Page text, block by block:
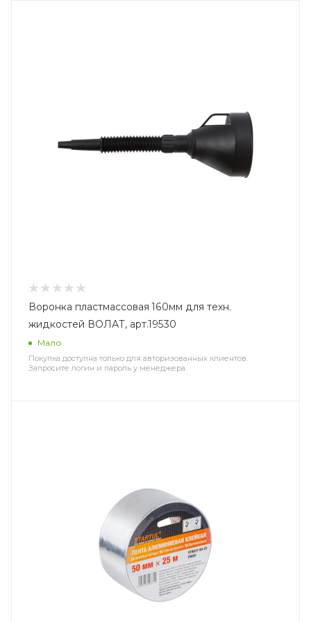
Воронка пластмассовая 160мм для техн.
жидкостей ВОЛАТ, арт.19530
Мало
Покупка доступна только для авторизованных клиентов.
Запросите логин и пароль у менеджера.